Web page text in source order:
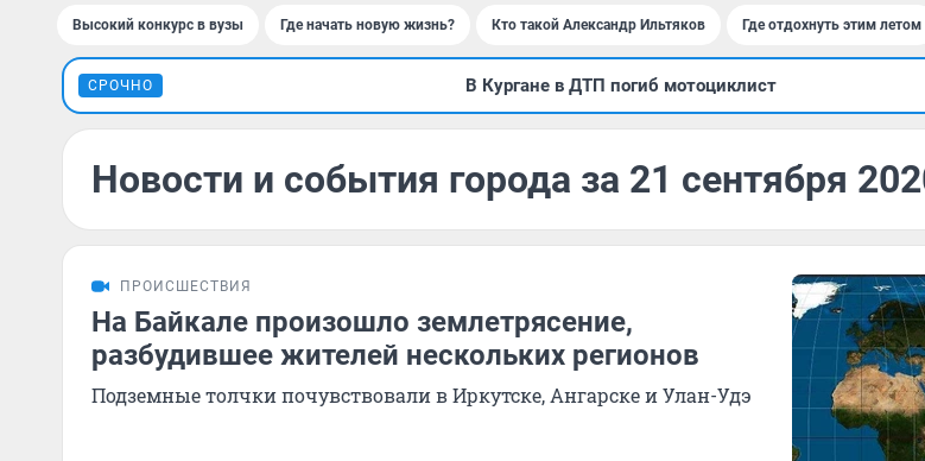
Высокий конкурс в вузы Где начать новую жизнь? Кто такой Александр Ильтяков Где отдохнуть этим летом
СРОЧНО В Кургане в ДТП погиб мотоциклист
Новости и события города за 21 сентября
ПРОИСШЕСТВИЯ
На Байкале произошло землетрясение,
разбудившее жителей нескольких регионов
Подземные толчки почувствовали в Иркутске, Ангарске и Улан-Удэ